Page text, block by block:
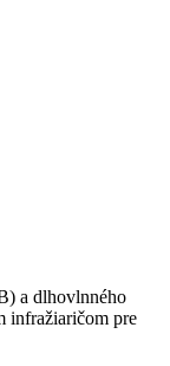
a dlhovlnného
infražiaričom pre